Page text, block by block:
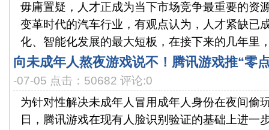
毋庸置疑，人才正成为当下市场竞争最重要的
变革时代的汽车行业，有观点认为，人才紧缺已
化、智能化发展的最大短板，在接下来的几年里
向未成年人熬夜游戏说不！腾讯游戏推“零
-07-05 点击：50682 评论:0
为针对性解决未成年人冒用成年人身份在夜间偷
日，腾讯游戏在现有人脸识别验证的基础上进一